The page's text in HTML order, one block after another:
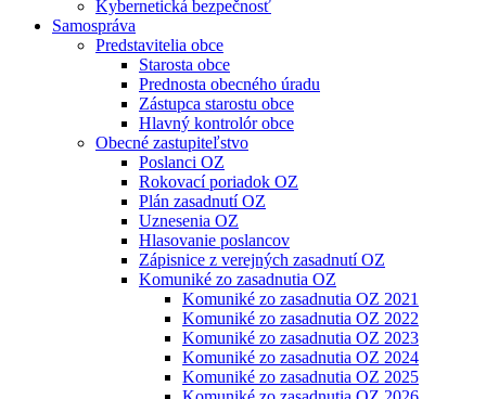
Kybernetická bezpečnosť
Samospráva
Predstavitelia obce
Starosta obce
Prednosta obecného úradu
Zástupca starostu obce
Hlavný kontrolór obce
Obecné zastupiteľstvo
Poslanci OZ
Rokovací poriadok OZ
Plán zasadnutí OZ
Uznesenia OZ
Hlasovanie poslancov
Zápisnice z verejných zasadnutí OZ
Komuniké zo zasadnutia OZ
Komuniké zo zasadnutia OZ 2021
Komuniké zo zasadnutia OZ 2022
Komuniké zo zasadnutia OZ 2023
Komuniké zo zasadnutia OZ 2024
Komuniké zo zasadnutia OZ 2025